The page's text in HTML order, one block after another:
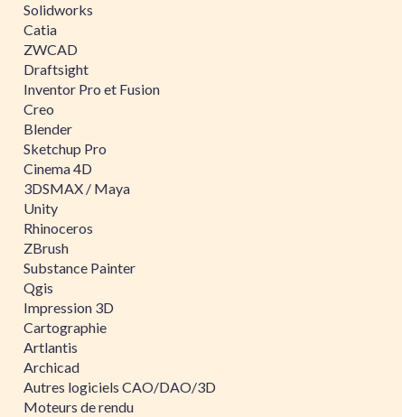
Solidworks
Catia
ZWCAD
Draftsight
Inventor Pro et Fusion
Creo
Blender
Sketchup Pro
Cinema 4D
3DSMAX / Maya
Unity
Rhinoceros
ZBrush
Substance Painter
Qgis
Impression 3D
Cartographie
Artlantis
Archicad
Autres logiciels CAO/DAO/3D
Moteurs de rendu